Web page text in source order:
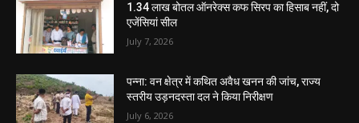
1.34 लाख बोतल ऑनरेक्स कफ सिरप का हिसाब नहीं, दो
एजेंसियां सील
July 7, 2026
पन्ना: वन क्षेत्र में कथित अवैध खनन की जांच, राज्य
स्तरीय उड़नदस्ता दल ने किया निरीक्षण
July 6, 2026